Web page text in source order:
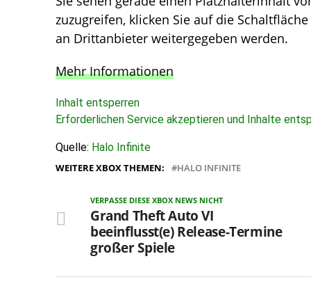
zuzugreifen, klicken Sie auf die
an Drittanbieter weitergegeben werden.
Mehr Informationen
Inhalt entsperren
Erforderlichen Service akzeptieren und Inhalte
Quelle: Halo Infinite
WEITERE XBOX THEMEN: HALO INFINITE
VERPASSE DIESE XBOX NEWS NICHT
Grand Theft Auto VI
beeinflusst(e) Release-Termine
großer Spiele